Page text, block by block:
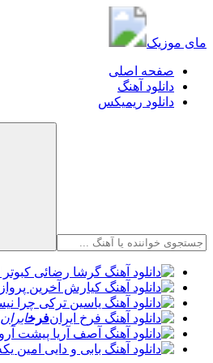
مای موزیک
صفحه اصلی
دانلود آهنگ
دانلود ریمیکس
فرخایران